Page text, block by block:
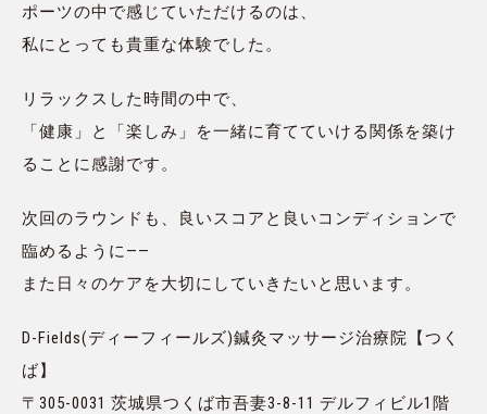
ポーツの中で感じていただけるのは、
私にとっても貴重な体験でした。
リラックスした時間の中で、
「健康」と「楽しみ」を一緒に育てていける関係を築け
ることに感謝です。
次回のラウンドも、良いスコアと良いコンディションで
臨めるように——
また日々のケアを大切にしていきたいと思います。
D-Fields(ディーフィールズ)鍼灸マッサージ治療院【つく
ば】
〒305-0031 茨城県つくば市吾妻3-8-11 デルフィビル1階